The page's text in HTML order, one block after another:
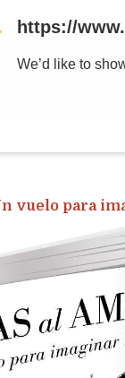
vuelo para
https://
We’d like to